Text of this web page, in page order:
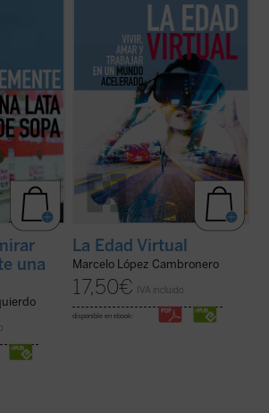
y
quien se
...
una
sucedería al revés: una radical
transformación de nuestra mirada sobre la
realidad habría provocado el inicio de ... (ver
La Edad Virtual
Marcelo López Cambronero
17,50€ IVA incluido
disponible en ebook: